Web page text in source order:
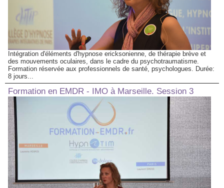
Intégration d'éléments d'hypnose ericksonienne, de thérapie brève et
des mouvements oculaires, dans le cadre du psychotraumatisme.
Formation réservée aux professionnels de santé, psychologues. Durée:
8 jours...
Formation en EMDR - IMO à Marseille. Session 3